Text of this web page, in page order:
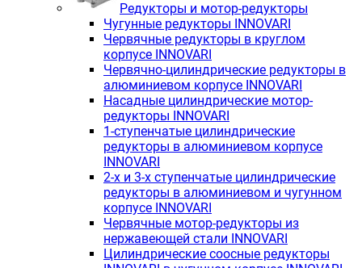
Редукторы и мотор-редукторы
Чугунные редукторы INNOVARI
Червячные редукторы в круглом
корпусе INNOVARI
Червячно-цилиндрические редукторы в
алюминиевом корпусе INNOVARI
Насадные цилиндрические мотор-
редукторы INNOVARI
1-ступенчатые цилиндрические
редукторы в алюминиевом корпусе
INNOVARI
2-х и 3-х ступенчатые цилиндрические
редукторы в алюминиевом и чугунном
корпусе INNOVARI
Червячные мотор-редукторы из
нержавеющей стали INNOVARI
Цилиндрические соосные редукторы